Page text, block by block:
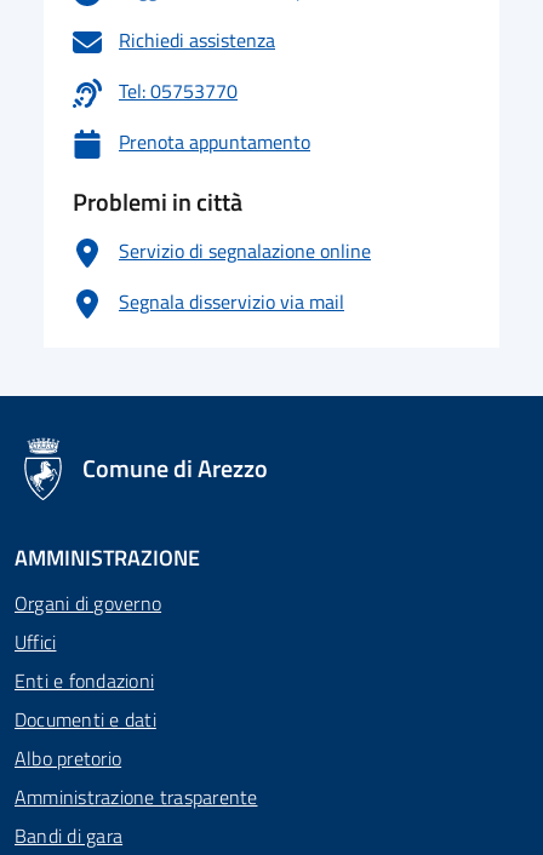
Richiedi assistenza
Tel: 05753770
Prenota appuntamento
Problemi in città
Servizio di segnalazione online
Segnala disservizio via mail
logo Unione Europea
Comune di Arezzo
AMMINISTRAZIONE
Organi di governo
Uffici
Enti e fondazioni
Documenti e dati
Albo pretorio
Amministrazione trasparente
Bandi di gara